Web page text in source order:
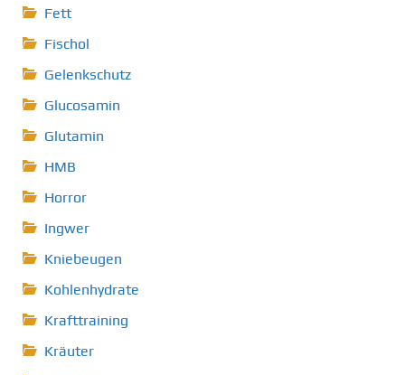
Fett
Fischol
Gelenkschutz
Glucosamin
Glutamin
HMB
Horror
Ingwer
Kniebeugen
Kohlenhydrate
Krafttraining
Kräuter